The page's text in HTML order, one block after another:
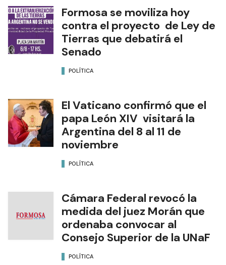
Formosa se moviliza hoy
contra el proyecto de Ley de
Tierras que debatirá el
Senado
POLÍTICA
El Vaticano confirmó que el
papa León XIV visitará la
Argentina del 8 al 11 de
noviembre
POLÍTICA
Cámara Federal revocó la
medida del juez Morán que
ordenaba convocar al
Consejo Superior de la UNaF
POLÍTICA